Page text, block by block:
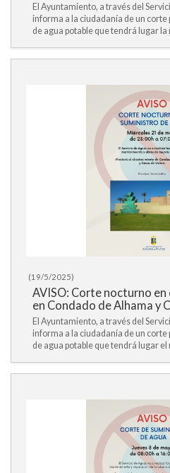
El Ayuntamiento, a través del
informa a la ciudadanía de un
de agua potable que tendrá lugar la
(19/5/2025)
AVISO: Corte nocturno en
en Condado de Alhama y
El Ayuntamiento, a través del
informa a la ciudadanía de un
de agua potable que tendrá lugar el